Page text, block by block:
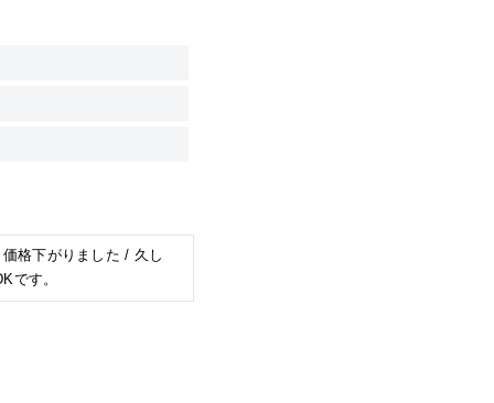
格下がりました / 久し
です。